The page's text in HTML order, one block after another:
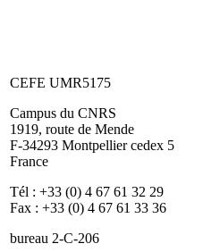
CEFE UMR5175
Campus du CNRS
1919, route de Mende
F-34293 Montpellier cedex 5
France
Tél : +33 (0) 4 67 61 32 29
Fax : +33 (0) 4 67 61 33 36
bureau 2-C-206